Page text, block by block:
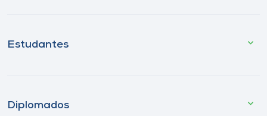
Estudantes
Diplomados